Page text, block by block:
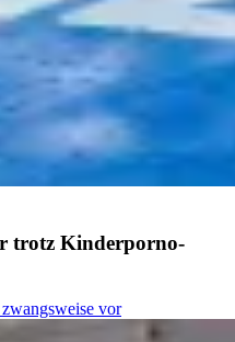
trotz Kinderporno-
vor